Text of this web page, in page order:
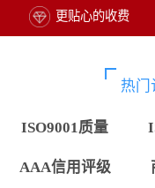
更贴心的收费
热门
ISO9001质量
AAA信用评级